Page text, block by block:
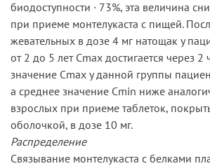
биодоступности · 73%, эта величина
при приеме монтелукаста с пищей.
жевательных в дозе 4 мг натощак у
от 2 до 5 лет Cmax достигается через 2
значение Cmax у данной группы
а среднее значение Cmin ниже
взрослых при приеме таблеток,
оболочкой, в дозе 10 мг.
Распределение
Связывание монтелукаста с белками